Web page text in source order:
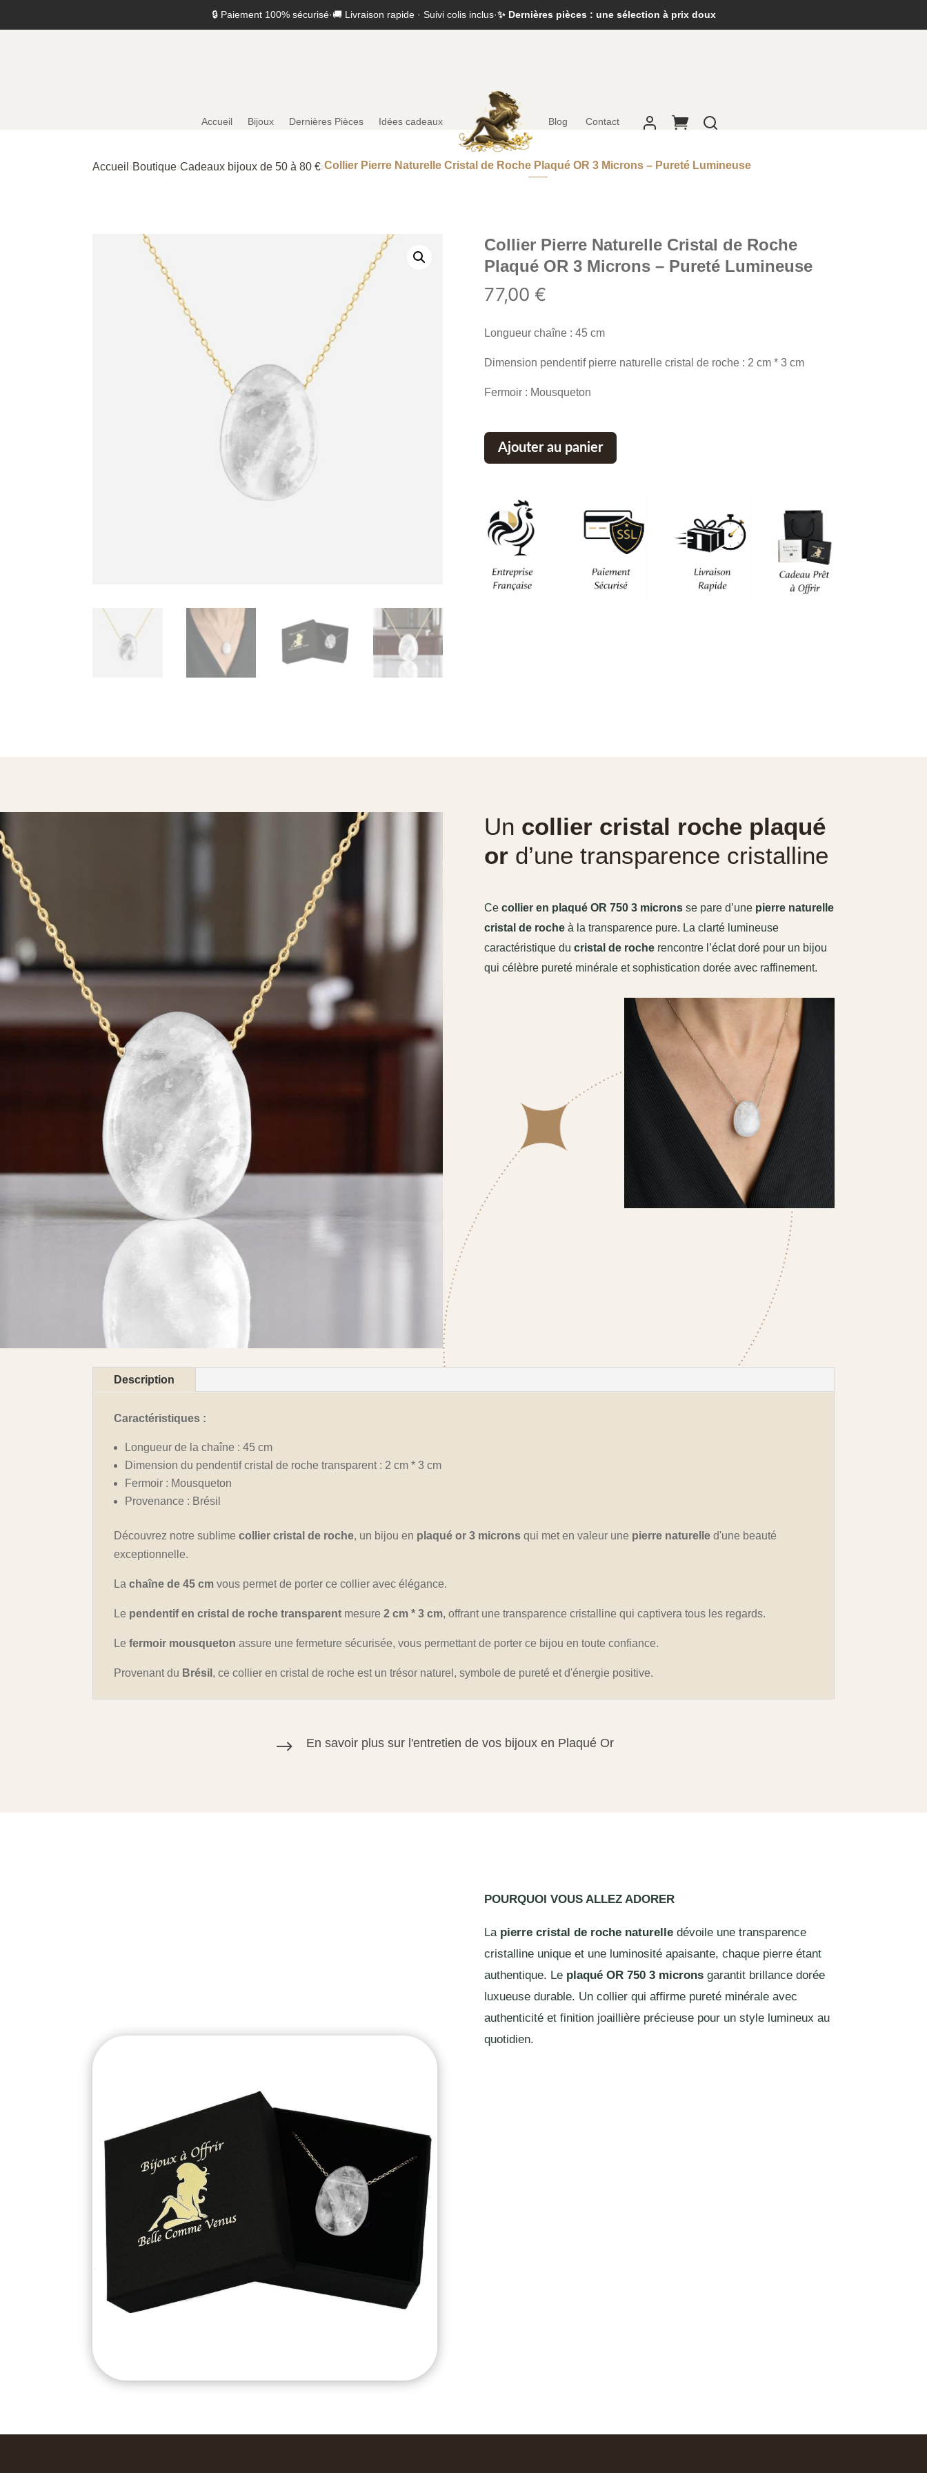
🔒 Paiement 100% sécurisé·🚚 Livraison rapide · Suivi colis inclus·✨ Dernières pièces : une sélection à prix doux
Accueil Bijoux Dernières Pièces Idées cadeaux Blog Contact
Accueil ›Boutique›Cadeaux bijoux de 50 à 80 €›Collier Pierre Naturelle Cristal de Roche Plaqué OR 3 Microns – Pureté Lumineuse
Collier Pierre Naturelle Cristal de Roche
Plaqué OR 3 Microns – Pureté Lumineuse
77,00 €
Longueur chaîne : 45 cm
Dimension pendentif pierre naturelle cristal de roche : 2 cm * 3 cm
Fermoir : Mousqueton
Ajouter au panier
Un collier cristal roche plaqué
or d’une transparence cristalline
Ce collier en plaqué OR 750 3 micronsse pare d’une pierre naturelle
cristal de rocheà la transparence pure. La clarté lumineuse
caractéristique du cristal de rocherencontre l’éclat doré pour un bijou
qui célèbre pureté minérale et sophistication dorée avec raffinement.
Description
Caractéristiques :
Longueur de la chaîne : 45 cm
Dimension du pendentif cristal de roche transparent : 2 cm * 3 cm
Fermoir : Mousqueton
Provenance : Brésil
Découvrez notre sublimecollier cristal de roche, un bijou en plaqué or 3 microns qui met en valeur une pierre naturelle d'une beauté
exceptionnelle.
Lachaîne de 45 cm vous permet de porter ce collier avec élégance.
Le pendentif en cristal de roche transparent mesure2 cm * 3 cm, offrant une transparence cristalline qui captivera tous les regards.
Lefermoir mousqueton assure une fermeture sécurisée, vous permettant de porter ce bijou en toute confiance.
Provenant du Brésil , ce collier en cristal de roche est un trésor naturel, symbole de pureté et d'énergie positive.
$ En savoir plus sur l'entretien de vos bijoux en Plaqué Or
POURQUOI VOUS ALLEZ ADORER
La pierre cristal de roche naturelledévoile une transparence
cristalline unique et une luminosité apaisante, chaque pierre étant
authentique. Le plaqué OR 750 3 micronsgarantit brillance dorée
luxueuse durable. Un collier qui affirme pureté minérale avec
authenticité et finition joaillière précieuse pour un style lumineux au
quotidien.